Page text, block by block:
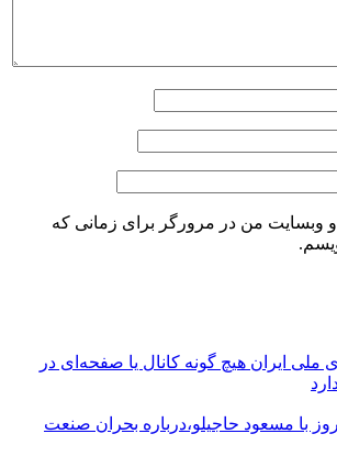
و وبسایت من در مرورگر برای زمانی که
ایران هیچ گونه کانال یا صفحه‌ای در
با مسعود حاجیلو،درباره بحران صنعت